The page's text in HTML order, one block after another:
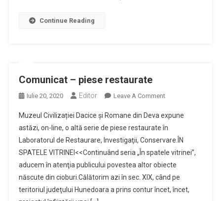
Continue Reading
Comunicat – piese restaurate
Iulie 20, 2020 Editor Leave A CommentOn
–
Piese
Restaurate
Muzeul Civilizației Dacice și Romane din Deva expune
astăzi, on-line, o altă serie de piese restaurate în
Laboratorul de Restaurare, Investigaţii, Conservare.ÎN
SPATELE VITRINEI<<Continuând seria „În spatele vitrinei”,
aducem în atenţia publicului povestea altor obiecte
născute din cioburi.Călătorim azi în sec. XIX, când pe
teritoriul judeţului Hunedoara a prins contur încet, încet,